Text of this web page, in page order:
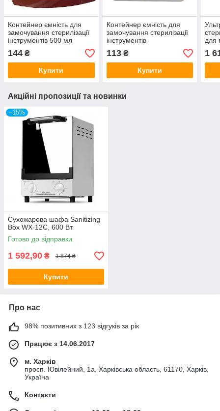
Контейнер ємність для
замочування стерилізації
інструментів 500 мл
144 ₴
Купити
Контейнер ємність для
замочування стерилізації
інструментів
113₴
Купити
для
1
Акційні пропозиції та новинки
–15%
Сухожарова шафа Sanitizing
Box WX-12C, 600 Вт
Готово до відправки
1 592,90 ₴ 1 874 ₴
Купити
Про нас
98% позитивних з 123 відгуків за рік
Працює з 14.06.2017
м. Харків
просп. Ювілейний, 1а, Харківська область, 61170, Харків,
Україна
Контакти